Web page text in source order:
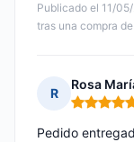
Publicado el 11/
tras una compra
R
Rosa
Nota: 5 de
Pedido